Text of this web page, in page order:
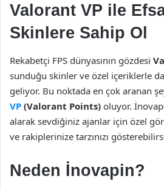
Valorant VP ile
Skinlere Sahip Ol
Rekabetçi FPS dünyasının gözdesi
sunduğu skinler ve özel içeriklerle
geliyor. Bu noktada en çok aranan
VP (Valorant Points) oluyor.
alarak sevdiğiniz ajanlar için özel
ve rakiplerinize tarzınızı
Neden İnovapin?